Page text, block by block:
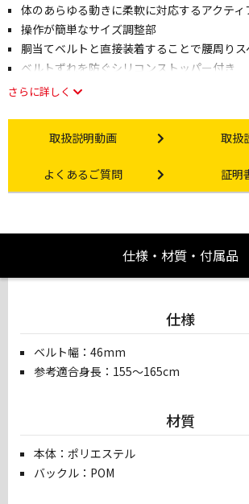
体のあらゆる動きに柔軟に対応するアクティ
操作が簡単なサイズ調整部
胴当てベルトと直接装着することで腰周り
ベルトずれを防ぐシリコンストッパー付き
さらに詳しく
Instruction video
取扱説明動画 取扱
Other link
よくあるご質問 証明
仕様・材質・付属品
仕様
ベルト幅：46mm
参考適合身長：155～165cm
材質
本体：ポリエステル
バックル：POM